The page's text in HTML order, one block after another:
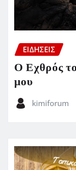
ΕΙΔΗΣΕΙΣ
Ο Εχθρός
μου
kimiforum